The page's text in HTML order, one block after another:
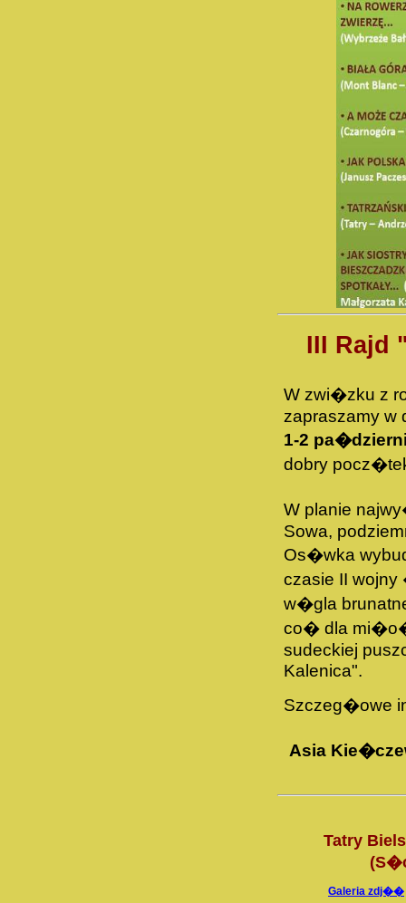
III Rajd
W zwi�zku z
zapraszamy w
1-2
dobry
W planie
Sowa,
Os�wka
czasie II
w�gla
co� dla
sudeckiej
Kalenica".
Szczeg�owe
Asia
Tatry
Galeria zdj��